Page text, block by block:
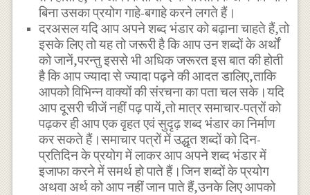
बिना उसका प्रयोग गाहे-बगाहे करने लगते हैं।
दरअसल यदि आप अपने शब्द भंडार को बढ़ाना चाहते हैं,तो
इसके लिए तो यह तो जरूरी है कि आप उन शब्दों के अर्थों
को जानें,परन्तु इससे भी अधिक जरूरत इस बात की होती
है कि आप ज्यादा से ज्यादा पढ़ने की आदत डालिए,ताकि
आपको विभिन्न वाक्यों की संरचना का पता चल सके।यदि
आप दूसरी चीजें नहीं पढ़ पायें,तो मात्र समाचार-पत्रों को
पढ़कर ही आप एक वृहत एवं सुदृढ़ शब्द भंडार का निर्माण
कर सकते हैं।समाचार पत्रों में उद्धृत शब्दों को दिन-
प्रतिदिन के प्रयोग में लाकर आप अपने शब्द भंडार में
इजाफा करने में समर्थ हो पाते हैं।जिन शब्दों के प्रयोग
अथवा अर्थ को आप नहीं जान पाते हैं,उनके लिए आपको